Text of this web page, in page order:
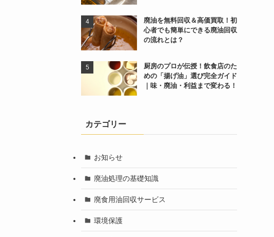
廃油を無料回収＆高価買取！初
心者でも簡単にできる廃油回収
の流れとは？
厨房のプロが伝授！飲食店のた
めの「揚げ油」選び完全ガイド
｜味・廃油・利益まで変わる！
カテゴリー
お知らせ
廃油処理の基礎知識
廃食用油回収サービス
環境保護